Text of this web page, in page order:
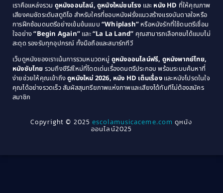
Coming of Age ก้าวพ้นวัย(1)
Coming-of-Age(3)
Community(1)
Crime อาชญากรรม(289)
Cult Film(4)
1979
1978
1976
1975
1974
1971
1970
1969
1968
1964
1963
1940
เราคือแหล่งรวม ดูหนังออนไลน์, ดูหนังใหม่ชนโรง และ หนัง HD ที่ให้คุณภาพ
เสียงคมชัดระดับสตูดิโอ สำหรับใครที่ชอบหนังฝรั่งแนวสร้างแรงบันดาลใจหรือ
การฝึกซ้อมดนตรีอย่างเข้มข้นแบบ “Whiplash” หรือหนังรักที่ใช้ดนตรีเชื่อม
ใจอย่าง“Begin Again” และ“La La Land” คุณสามารถเลือกชมได้แบบไม่
สะดุด รองรับทุกอุปกรณ์ ทั้งมือถือและสมาร์ททีวี
เว็บดูหนังของเราเน้นการรวมหมวดหมู่ ดูหนังออนไลน์ฟรี, ดูหนังพากย์ไทย,
หนังซับไทย รวมถึงซีรีส์ใหม่ที่โดดเด่นเรื่องดนตรีประกอบ พร้อมระบบค้นหาที่
ง่ายช่วยให้คุณเข้าถึงดูหนังใหม่ 2026, หนัง HD เต็มเรื่องและหนังโปรดในใจ
คุณได้อย่างรวดเร็ว สัมผัสสุนทรียภาพแห่งภาพและเสียงได้ทันทีไม่ต้องสมัคร
สมาชิก
Copyright © 2025escolamusicaceme.com ดูหนัง
ออนไลน์2025